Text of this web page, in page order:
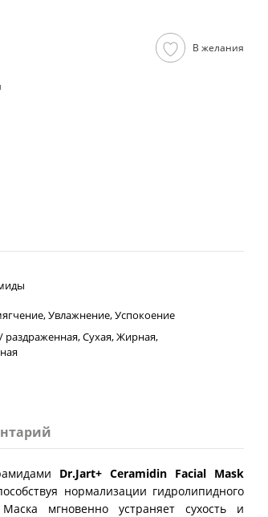
В желания
Увлажнение, Успокоение
раздраженная, Сухая, Жирная,
Dr.Jart+ Ceramidin Facial Mask
нормализации гидролипидного
мгновенно устраняет сухость и